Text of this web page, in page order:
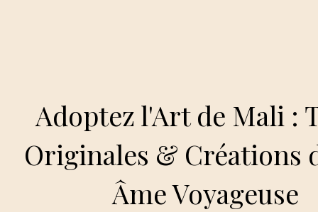
Adoptez l'Art de Mali :
Originales & Créations
Âme Voyageuse